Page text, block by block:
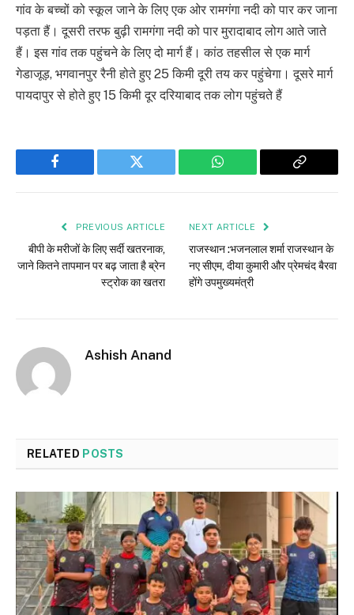
गांव के बच्चों को स्कूल जाने के लिए एक ओर रामगंगा नदी को पार कर जाना
पड़ता हैं। दूसरी तरफ बुढ़ी रामगंगा नदी को पार मुरादाबाद लोग आते जाते
हैं। इस गांव तक पहुंचने के लिए दो मार्ग हैं। कांठ तहसील से एक मार्ग
गेडाजूड़, भगवानपुर रैनी होते हुए 25 किमी दूरी तय कर पहुंचेगा। दूसरे मार्ग
पायदापुर से होते हुए 15 किमी दूर दरियाबाद तक लोग पहुंचते हैं
Facebook Twitter WhatsApp
Copy
PREVIOUS ARTICLE
बीपी के मरीजों के लिए सर्दी खतरनाक,
जाने कितने तापमान पर बढ़ जाता है ब्रेन
स्ट्रोक का खतरा
NEXT ARTICLE
राजस्थान :भजनलाल शर्मा राजस्थान के
नए सीएम, दीया कुमारी और प्रेमचंद बैरवा
होंगे उपमुख्यमंत्री
Ashish Anand
RELATED POSTS